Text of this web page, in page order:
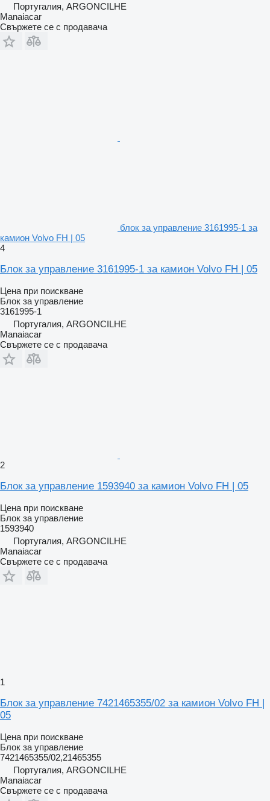
Португалия, ARGONCILHE
Manaiacar
Свържете се с продавача
блок за управление 3161995-1 за
камион Volvo FH | 05
4
Блок за управление 3161995-1 за камион Volvo FH | 05
Цена при поискване
Блок за управление
3161995-1
Португалия, ARGONCILHE
Manaiacar
Свържете се с продавача
2
Блок за управление 1593940 за камион Volvo FH | 05
Цена при поискване
Блок за управление
1593940
Португалия, ARGONCILHE
Manaiacar
Свържете се с продавача
1
Блок за управление 7421465355/02 за камион Volvo FH |
05
Цена при поискване
Блок за управление
7421465355/02,21465355
Португалия, ARGONCILHE
Manaiacar
Свържете се с продавача